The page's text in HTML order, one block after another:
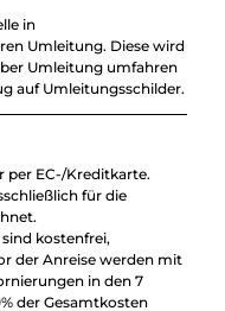
in
Umleitung. Diese wird
Umleitung umfahren
auf Umleitungsschilder.
per EC-/Kreditkarte.
für die
kostenfrei,
der Anreise werden mit
in den 7
der Gesamtkosten